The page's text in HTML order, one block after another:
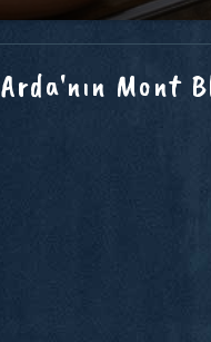
Arda'nın Mont